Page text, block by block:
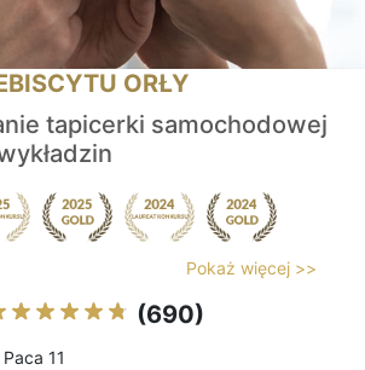
ORŁY
tapicerki samochodowej
Pokaż więcej >>
(690)
11